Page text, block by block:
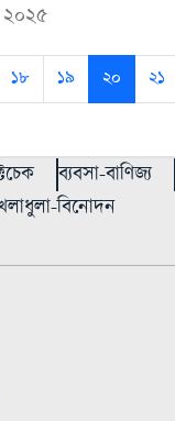
২০২৫
১৮ ১৯ ২০ ২১
ব্যবসা-বাণিজ্য
বিনোদন